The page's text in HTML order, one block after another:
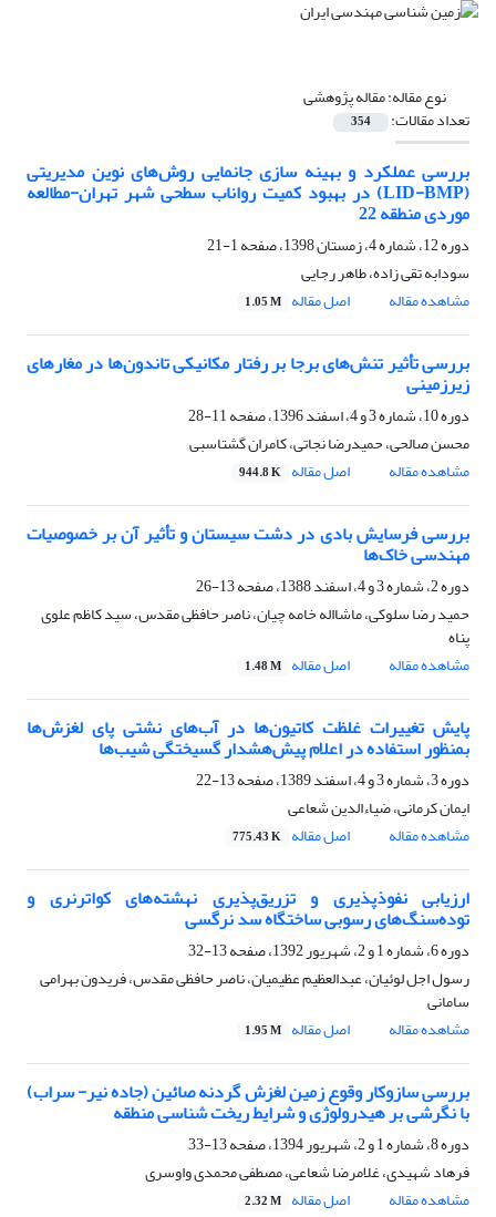
نوع مقاله:مقاله پژوهشی
تعداد مقالات: 354
بررسی عملکرد و بهینه سازی جانمایی روش‌های نوین مدیریتی
(LID-BMP) در بهبود کمیت رواناب سطحی شهر تهران-مطالعه
موردی منطقه 22
دوره 12، شماره 4، زمستان 1398، صفحه
1-21
سودابه تقی زاده، طاهر رجایی
مشاهده مقاله
اصل مقاله 1.05 M
بررسی تأثیر تنش‌های برجا بر رفتار مکانیکی تاندون‌ها در مغارهای
زیرزمینی
دوره 10، شماره 3 و 4، اسفند 1396، صفحه
11-28
محسن صالحی، حمیدرضا نجاتی، کامران گشتاسبی
مشاهده مقاله
اصل مقاله 944.8 K
بررسی فرسایش بادی در دشت سیستان و تأثیر آن بر خصوصیات
مهندسی خاک‌ها
دوره 2، شماره 3 و 4، اسفند 1388، صفحه
13-26
حمید رضا سلوکی، ماشااله خامه چیان، ناصر حافظی مقدس، سید کاظم علوی
پناه
مشاهده مقاله
اصل مقاله 1.48 M
پایش تغییرات غلظت کاتیون‌ها در آب‌های نشتی پای لغزش‌ها
بمنظور استفاده در اعلام پیش‌هشدار گسیختگی شیب‌ها
دوره 3، شماره 3 و 4، اسفند 1389، صفحه
13-22
ایمان کرمانی، ضیاءالدین شعاعی
مشاهده مقاله
اصل مقاله 775.43 K
ارزیابی نفوذپذیری و تزریق‌پذیری نهشته‌های کواترنری و
توده‌سنگ‌های رسوبی ساختگاه سد نرگسی
دوره 6، شماره 1 و 2، شهریور 1392، صفحه
13-32
رسول اجل لوئیان، عبدالعظیم عظیمیان، ناصر حافظی مقدس، فریدون بهرامی
سامانی
مشاهده مقاله
اصل مقاله 1.95 M
بررسی سازوکار وقوع زمین لغزش گردنه صائین (جاده نیر- سراب)
با نگرشی بر هیدرولوژی و شرایط ریخت شناسی منطقه
دوره 8، شماره 1 و 2، شهریور 1394، صفحه
13-33
فرهاد شهیدی، غلامرضا شعاعی، مصطفی محمدی واوسری
مشاهده مقاله
اصل مقاله 2.32 M